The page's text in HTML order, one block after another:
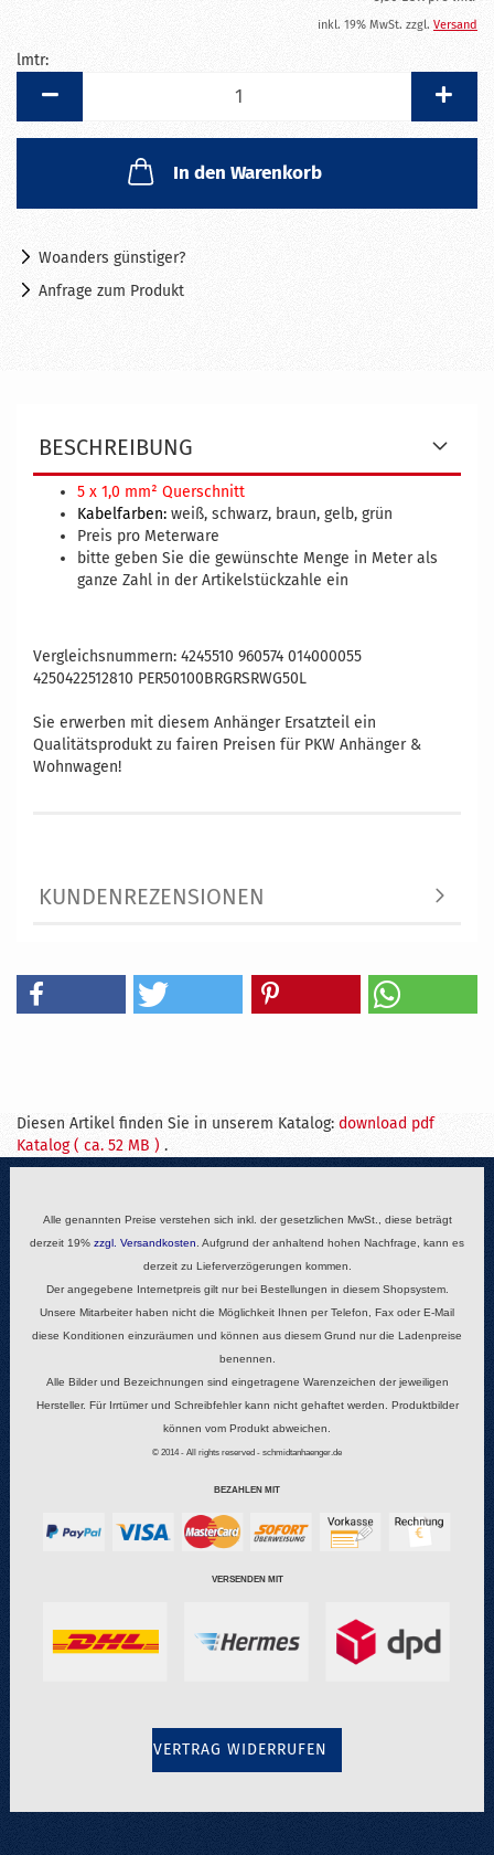
inkl. 19% MwSt. zzgl. Versand
lmtr:
In den Warenkorb
Woanders günstiger?
Anfrage zum Produkt
BESCHREIBUNG
5 x 1,0 mm² Querschnitt
Kabelfarben: weiß, schwarz, braun, gelb, grün
Preis pro Meterware
bitte geben Sie die gewünschte Menge in Meter als
ganze Zahl in der Artikelstückzahle ein
Vergleichsnummern: 4245510 960574 014000055
4250422512810 PER50100BRGRSRWG50L
Sie erwerben mit diesem Anhänger Ersatzteil ein
Qualitätsprodukt zu fairen Preisen für PKW Anhänger &
Wohnwagen!
KUNDENREZENSIONEN
Diesen Artikel finden Sie in unserem Katalog: download pdf
Katalog ( ca. 52 MB ) .
Alle genannten Preise verstehen sich inkl. der gesetzlichen MwSt., diese beträgt
derzeit 19% zzgl. Versandkosten . Aufgrund der anhaltend hohen Nachfrage, kann es
derzeit zu Lieferverzögerungen kommen.
Der angegebene Internetpreis gilt nur bei Bestellungen in diesem Shopsystem.
Unsere Mitarbeiter haben nicht die Möglichkeit Ihnen per Telefon, Fax oder E-Mail
diese Konditionen einzuräumen und können aus diesem Grund nur die Ladenpreise
benennen.
Alle Bilder und Bezeichnungen sind eingetragene Warenzeichen der jeweiligen
Hersteller. Für Irrtümer und Schreibfehler kann nicht gehaftet werden. Produktbilder
können vom Produkt abweichen.
© 2014 - All rights reserved - schmidtanhaenger.de
BEZAHLEN MIT
VERSENDEN MIT
VERTRAG WIDERRUFEN